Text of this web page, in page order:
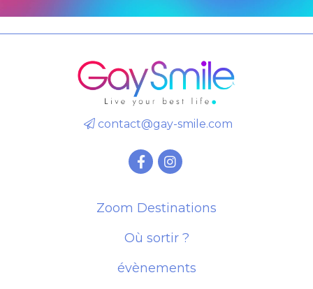
contact@gay-smile.com
Zoom Destinations
Où sortir ?
évènements